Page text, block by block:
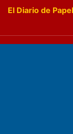
El Diario de